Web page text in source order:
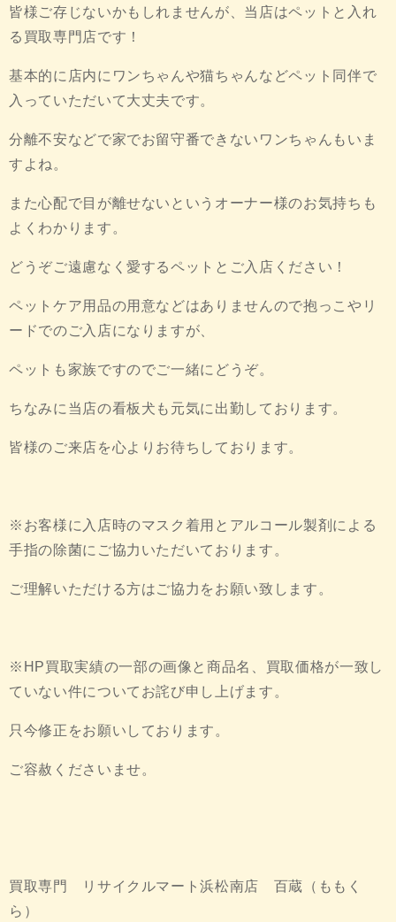
皆様ご存じないかもしれませんが、当店はペットと入れ
る買取専門店です！
基本的に店内にワンちゃんや猫ちゃんなどペット同伴で
入っていただいて大丈夫です。
分離不安などで家でお留守番できないワンちゃんもいま
すよね。
また心配で目が離せないというオーナー様のお気持ちも
よくわかります。
どうぞご遠慮なく愛するペットとご入店ください！
ペットケア用品の用意などはありませんので抱っこやリ
ードでのご入店になりますが、
ペットも家族ですのでご一緒にどうぞ。
ちなみに当店の看板犬も元気に出勤しております。
皆様のご来店を心よりお待ちしております。
※お客様に入店時のマスク着用とアルコール製剤による
手指の除菌にご協力いただいております。
ご理解いただける方はご協力をお願い致します。
※HP買取実績の一部の画像と商品名、買取価格が一致し
ていない件についてお詫び申し上げます。
只今修正をお願いしております。
ご容赦くださいませ。
買取専門 リサイクルマート浜松南店 百蔵（ももく
ら）